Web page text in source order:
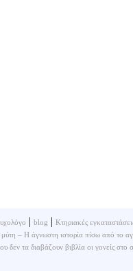
| blog | Κτηριακές
– Η άγνωστη ιστορία πίσω από το
τα διαβάζουν βιβλία οι γονείς στο